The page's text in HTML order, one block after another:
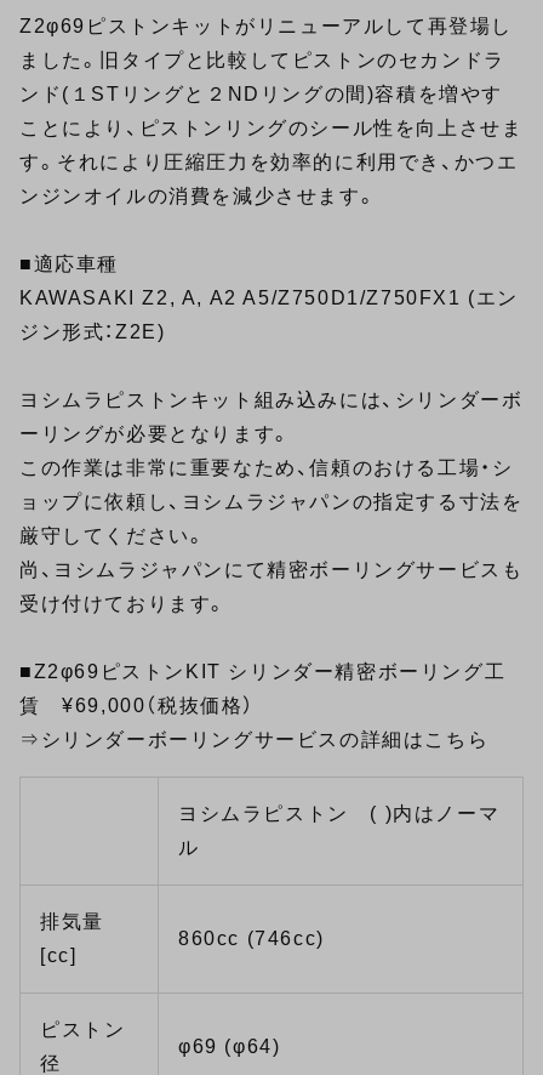
Z2φ69ピストンキットがリニューアルして再登場し
ました。旧タイプと比較してピストンのセカンドラ
ンド(１STリングと２NDリングの間)容積を増やす
ことにより、ピストンリングのシール性を向上させま
す。それにより圧縮圧力を効率的に利用でき、かつエ
ンジンオイルの消費を減少させます。
■適応車種
KAWASAKI Z2, A, A2 A5/Z750D1/Z750FX1 (エン
ジン形式：Z2E)
ヨシムラピストンキット組み込みには、シリンダーボ
ーリングが必要となります。
この作業は非常に重要なため、信頼のおける工場・シ
ョップに依頼し、ヨシムラジャパンの指定する寸法を
厳守してください。
尚、ヨシムラジャパンにて精密ボーリングサービスも
受け付けております。
■Z2φ69ピストンKIT シリンダー精密ボーリング工
賃 ¥69,000（税抜価格）
⇒ シリンダーボーリングサービスの詳細はこちら
ヨシムラピストン ( )内はノーマ
ル
排気量
[cc]
860cc (746cc)
ピストン
径
φ69 (φ64)